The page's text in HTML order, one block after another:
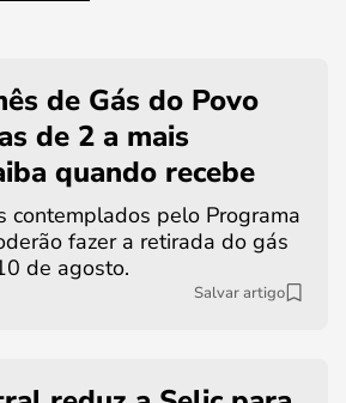
de Gás do Povo
de 2 a mais
quando recebe
contemplados pelo Programa
fazer a retirada do gás
de agosto.
Salvar artigo